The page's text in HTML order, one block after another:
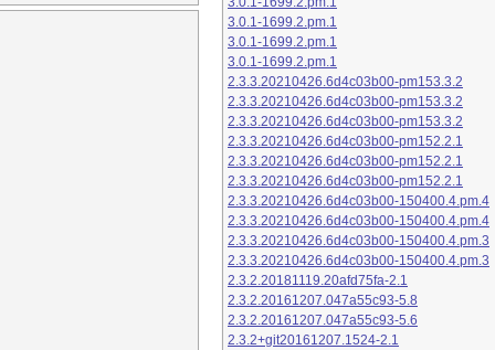
3.0.1-1699.2.pm.1
3.0.1-1699.2.pm.1
3.0.1-1699.2.pm.1
2.3.3.20210426.6d4c03b00-pm153.3.2
2.3.3.20210426.6d4c03b00-pm153.3.2
2.3.3.20210426.6d4c03b00-pm153.3.2
2.3.3.20210426.6d4c03b00-pm152.2.1
2.3.3.20210426.6d4c03b00-pm152.2.1
2.3.3.20210426.6d4c03b00-pm152.2.1
2.3.3.20210426.6d4c03b00-150400.4.pm.4
2.3.3.20210426.6d4c03b00-150400.4.pm.4
2.3.3.20210426.6d4c03b00-150400.4.pm.3
2.3.3.20210426.6d4c03b00-150400.4.pm.3
2.3.2.20181119.20afd75fa-2.1
2.3.2.20161207.047a55c93-5.8
2.3.2.20161207.047a55c93-5.6
2.3.2+git20161207.1524-2.1